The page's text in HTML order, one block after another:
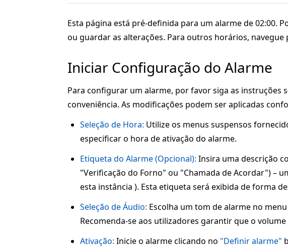
Esta página está pré-definida para um alarme de 02:00.
ou guardar as alterações. Para outros horários,
Iniciar Configuração do Alarme
Para configurar um alarme, por favor siga as instruções
conveniência. As modificações podem ser aplicadas
Seleção de Hora: Utilize os menus suspensos
especificar o hora de ativação do alarme.
Etiqueta do Alarme (Opcional): Insira uma descrição
"Verificação do Forno" ou "Chamada de Acordar") –
esta instância ). Esta etiqueta será exibida de forma
Seleção de Áudio: Escolha um tom de alarme no
Recomenda-se aos utilizadores garantir que o
Ativação: Inicie o alarme clicando no "Definir alarme"